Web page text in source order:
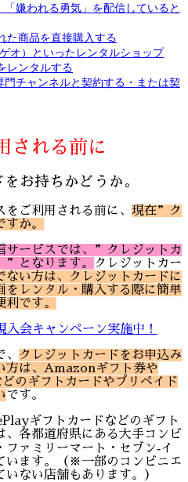
嫌われる勇気」を配信していると
た商品を直接購入する
オ）といったレンタルショップ
レンタルする
門チャンネルと契約する・または契
される前に
お持ちかどうか。
ご利用される前に、 現在”ク
か。
サービスでは、”クレジットカ
”となります。
クレジットカー
ない方は、クレジットカードに
をレンタル・購入する際に簡単
です。
会キャンペーン実施中！
クレジットカードをお申込み
方は、Amazonギフト券や
のギフトカードやプリペイド
です。
ギフトカードなどのギフト
、各都道府県にある大手コンビ
ァミリーマート・セブン‐イ
います。（※一部のコンビニエ
ない店舗もあります。）